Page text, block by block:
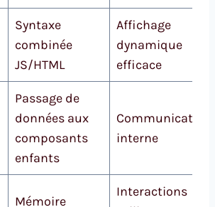
Syntaxe
combinée
JS/HTML
Affichage
dynamique
efficace
Passage de
données aux
composants
enfants
Communication
interne
Mémoire
Interactions